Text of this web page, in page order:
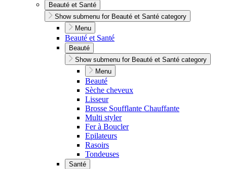
Beauté et Santé
Show submenu for Beauté et Santé category
Menu
Beauté et Santé
Beauté
Show submenu for Beauté et Santé category
Menu
Beauté
Sèche cheveux
Lisseur
Brosse Soufflante Chauffante
Multi styler
Fer à Boucler
Epilateurs
Rasoirs
Tondeuses
Santé